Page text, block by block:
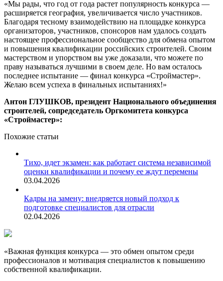
«Мы рады, что год от года растет популярность конкурса —
расширяется география, увеличивается число участников.
Благодаря тесному взаимодействию на площадке конкурса
организаторов, участников, спонсоров нам удалось создать
настоящее профессиональное сообщество для обмена опытом
и повышения квалификации российских строителей. Своим
мастерством и упорством вы уже доказали, что можете по
праву называться лучшими в своем деле. Но вам осталось
последнее испытание — финал конкурса «Строймастер».
Желаю всем успеха в финальных испытаниях!»
Антон ГЛУШКОВ, президент Национального объединения
строителей, сопредседатель Оргкомитета конкурса
«Строймастер»:
Похожие статьи
Тихо, идет экзамен: как работает система независимой
оценки квалификации и почему ее ждут перемены
03.04.2026
Кадры на замену: внедряется новый подход к
подготовке специалистов для отрасли
02.04.2026
«Важная функция конкурса — это обмен опытом среди
профессионалов и мотивация специалистов к повышению
собственной квалификации.